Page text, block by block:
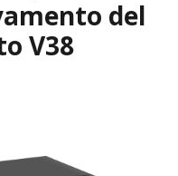
del
V38